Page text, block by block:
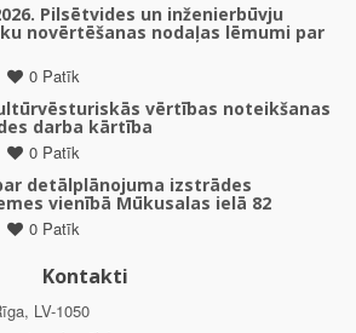
Pilsētvides un inženierbūvju
novērtēšanas nodaļas lēmumi par
0 Patīk
vērtības noteikšanas
darba kārtība
0 Patīk
detālplānojuma izstrādes
vienībā Mūkusalas ielā 82
0 Patīk
Kontakti
LV-1050